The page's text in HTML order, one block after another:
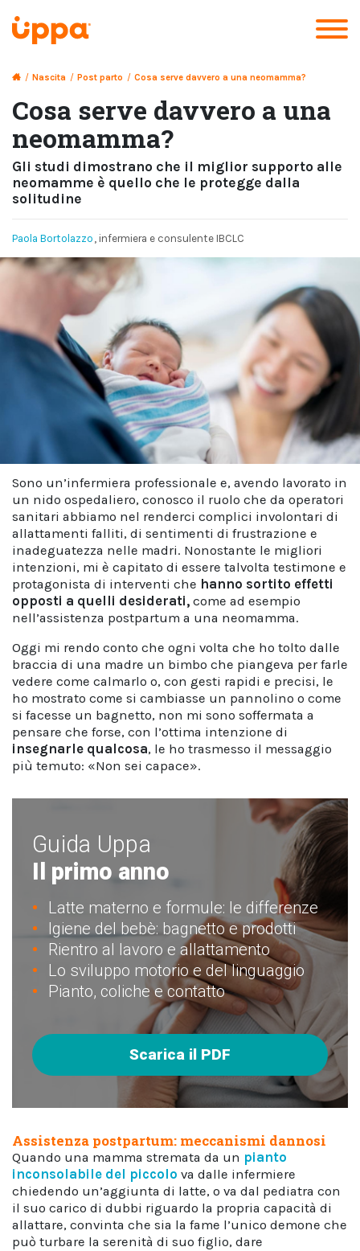
/ Nascita / Post parto / Cosa serve davvero a una neomamma?
Cosa serve davvero a una
neomamma?
Gli studi dimostrano che il miglior supporto alle
neomamme è quello che le protegge dalla
solitudine
Paola Bortolazzo , infermiera e consulente IBCLC
Sono un’infermiera professionale e, avendo lavorato in
un nido ospedaliero, conosco il ruolo che da operatori
sanitari abbiamo nel renderci complici involontari di
allattamenti falliti, di sentimenti di frustrazione e
inadeguatezza nelle madri. Nonostante le migliori
intenzioni, mi è capitato di essere talvolta testimone e
protagonista di interventi che hanno sortito effetti
opposti a quelli desiderati, come ad esempio
nell’assistenza postpartum a una neomamma.
Oggi mi rendo conto che ogni volta che ho tolto dalle
braccia di una madre un bimbo che piangeva per farle
vedere come calmarlo o, con gesti rapidi e precisi, le
ho mostrato come si cambiasse un pannolino o come
si facesse un bagnetto, non mi sono soffermata a
pensare che forse, con l’ottima intenzione di
insegnarle qualcosa, le ho trasmesso il messaggio
più temuto: «Non sei capace».
Guida Uppa
Il primo anno
Latte materno e formule: le differenze
Igiene del bebè: bagnetto e prodotti
Rientro al lavoro e allattamento
Lo sviluppo motorio e del linguaggio
Pianto, coliche e contatto
Scarica il PDF
Assistenza postpartum: meccanismi dannosi
Quando una mamma stremata da un pianto
inconsolabile del piccolo va dalle infermiere
chiedendo un’aggiunta di latte, o va dal pediatra con
il suo carico di dubbi riguardo la propria capacità di
allattare, convinta che sia la fame l’unico demone che
può turbare la serenità di suo figlio, dare